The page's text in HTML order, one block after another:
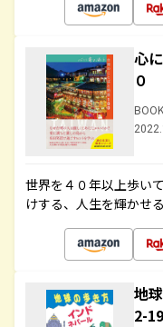
心
０
世界を４０年以上歩い
けする、人生を輝かせ
地
2-